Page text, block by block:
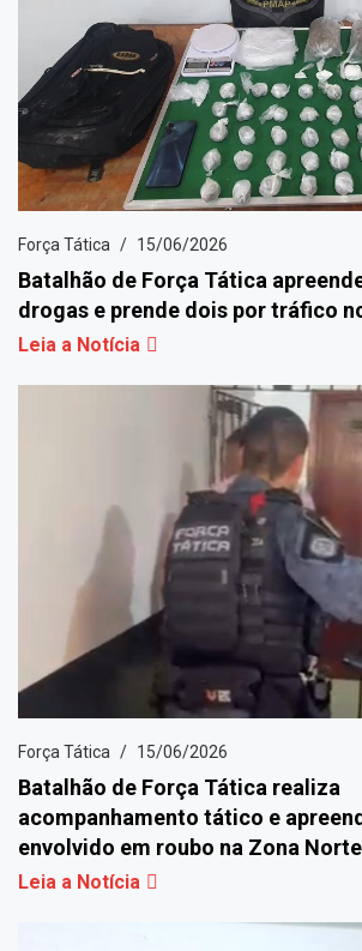
Força Tática 15/06/2026
Batalhão de Força Tática
drogas e prende dois por tráfico
Leia a Notícia
Força Tática 15/06/2026
Batalhão de Força Tática realiza
acompanhamento tático e
envolvido em roubo na Zona
Leia a Notícia